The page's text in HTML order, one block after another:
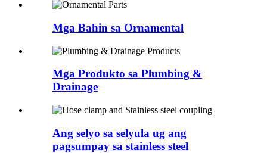
Mga Bahin sa Ornamental
Mga Produkto sa Plumbing &
Drainage
Ang selyo sa selyula ug ang
pagsumpay sa stainless steel